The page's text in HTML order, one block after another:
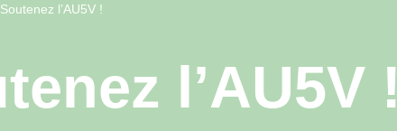
Soutenez l’AU5V !
l’AU5V !